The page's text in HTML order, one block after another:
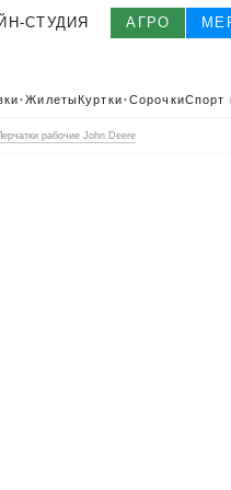
СТУДИЯ АГРО
▼ ЖилетыКуртки ▼ СорочкиСпорт
рабочие John Deere